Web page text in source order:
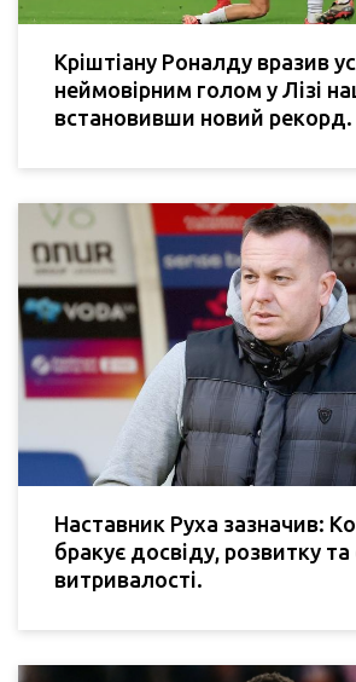
Кріштіану Роналду вразив
неймовірним голом у Лізі
встановивши новий рекорд.
Наставник Руха зазначив:
бракує досвіду, розвитку та
витривалості.